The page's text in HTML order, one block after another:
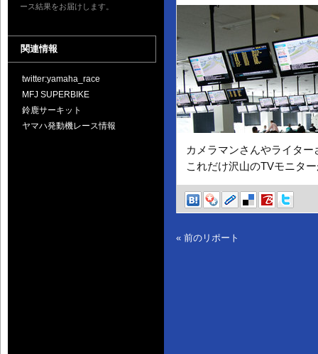
カメラマンさんやライタ
これだけ沢山のTVモニタ
« 前のリポート
ース結果をお届けします。
関連情報
twitter:yamaha_race
MFJ SUPERBIKE
鈴鹿サーキット
ヤマハ発動機レース情報